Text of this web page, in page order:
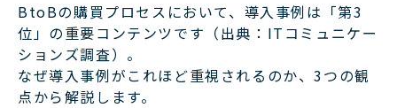
BtoBの購買プロセスにおいて、導入事例は「第3
位」の重要コンテンツです（出典：ITコミュニケー
ションズ調査）。
なぜ導入事例がこれほど重視されるのか、3つの観
点から解説します。